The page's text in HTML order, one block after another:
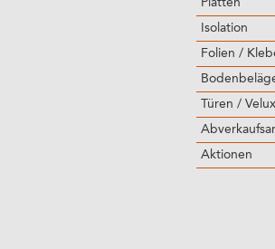
Platten
Isolation
Folien /
Türen /
Aktionen